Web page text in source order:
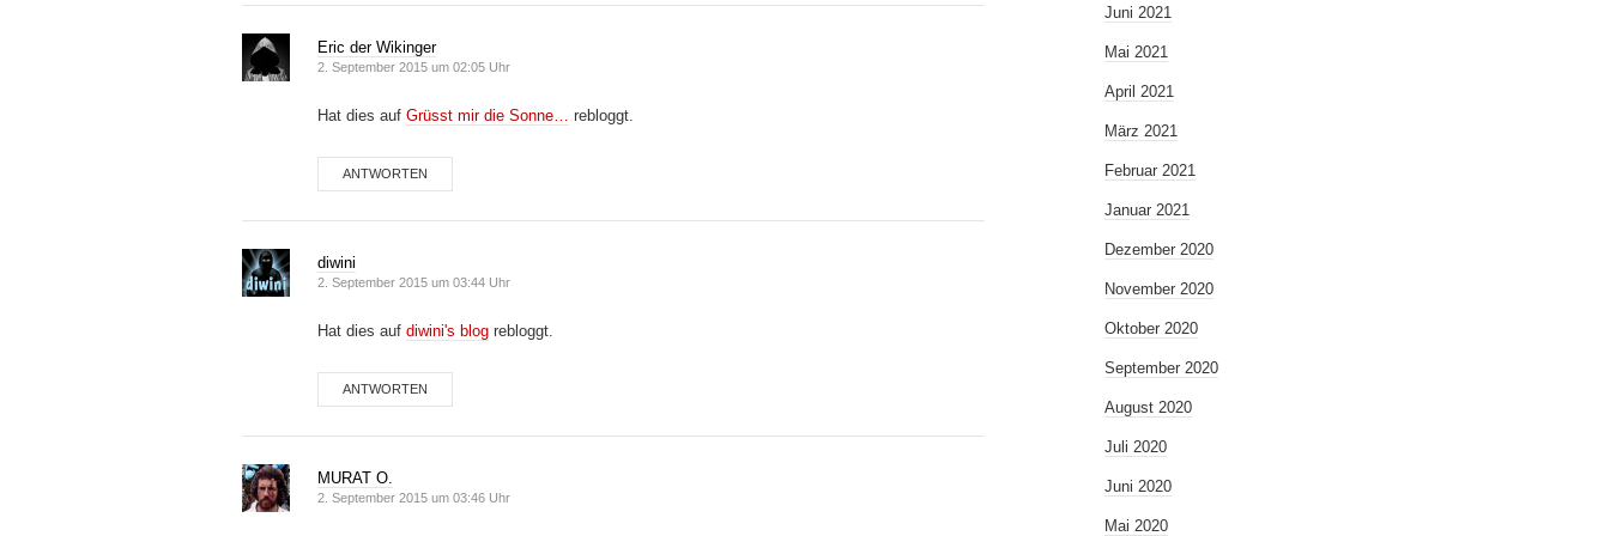
Eric der Wikinger
2. September 2015 um 02:05 Uhr
Hat dies auf Grüsst mir die Sonne… rebloggt.
ANTWORTEN
diwini
2. September 2015 um 03:44 Uhr
Hat dies auf diwini's blog rebloggt.
ANTWORTEN
MURAT O.
2. September 2015 um 03:46 Uhr
Juni 2021
Mai 2021
April 2021
März 2021
Februar 2021
Januar 2021
Dezember 2020
November 2020
Oktober 2020
September 2020
August 2020
Juli 2020
Juni 2020
Mai 2020